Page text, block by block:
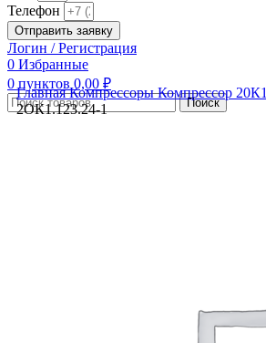
Телефон
Отправить заявку
Логин / Регистрация
0 Избранные
0 пунктов 0,00 ₽
Поиск
ГлавнаяКомпрессорыКомпрессор 20К1
2ОК1.123.24-1